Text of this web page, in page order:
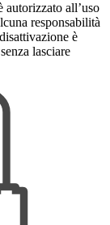
all’uso
responsabilità
è
lasciare